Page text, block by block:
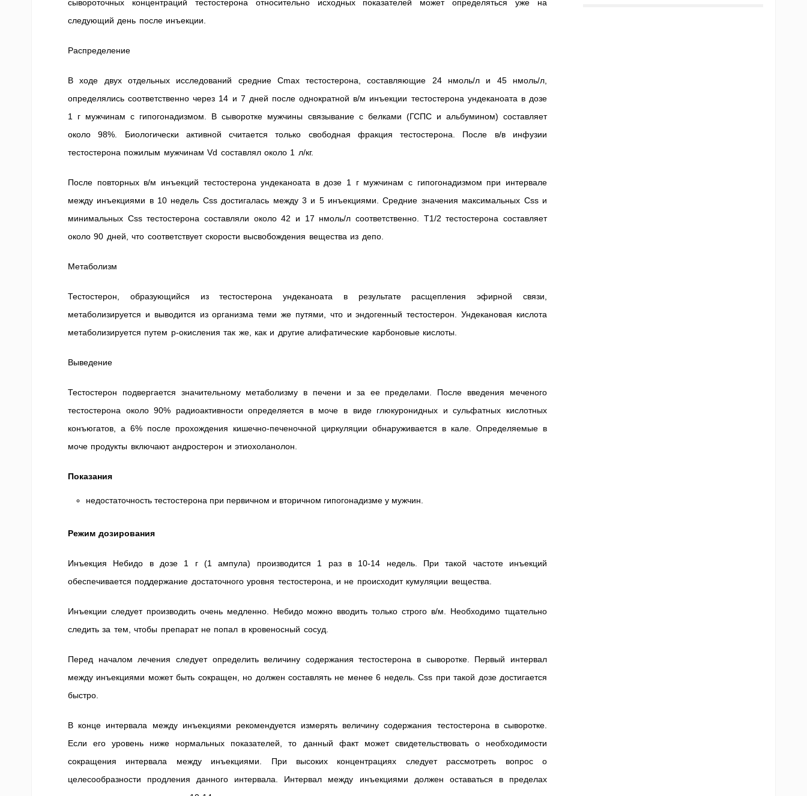
сывороточных концентраций тестостерона относительно исходных показателей может определяться уже на
следующий день после инъекции.
Распределение
В ходе двух отдельных исследований средние Cmax тестостерона, составляющие 24 нмоль/л и 45 нмоль/л,
определялись соответственно через 14 и 7 дней после однократной в/м инъекции тестостерона ундеканоата в дозе
1 г мужчинам с гипогонадизмом. В сыворотке мужчины связывание с белками (ГСПС и альбумином) составляет
около 98%. Биологически активной считается только свободная фракция тестостерона. После в/в инфузии
тестостерона пожилым мужчинам Vd составлял около 1 л/кг.
После повторных в/м инъекций тестостерона ундеканоата в дозе 1 г мужчинам с гипогонадизмом при интервале
между инъекциями в 10 недель Css достигалась между 3 и 5 инъекциями. Средние значения максимальных Css и
минимальных Css тестостерона составляли около 42 и 17 нмоль/л соответственно. T1/2 тестостерона составляет
около 90 дней, что соответствует скорости высвобождения вещества из депо.
Метаболизм
Тестостерон, образующийся из тестостерона ундеканоата в результате расщепления эфирной связи,
метаболизируется и выводится из организма теми же путями, что и эндогенный тестостерон. Ундекановая кислота
метаболизируется путем р-окисления так же, как и другие алифатические карбоновые кислоты.
Выведение
Тестостерон подвергается значительному метаболизму в печени и за ее пределами. После введения меченого
тестостерона около 90% радиоактивности определяется в моче в виде глюкуронидных и сульфатных кислотных
конъюгатов, а 6% после прохождения кишечно-печеночной циркуляции обнаруживается в кале. Определяемые в
моче продукты включают андростерон и этиохоланолон.
Показания
недостаточность тестостерона при первичном и вторичном гипогонадизме у мужчин.
Режим дозирования
Инъекция Небидо в дозе 1 г (1 ампула) производится 1 раз в 10-14 недель. При такой частоте инъекций
обеспечивается поддержание достаточного уровня тестостерона, и не происходит кумуляции вещества.
Инъекции следует производить очень медленно. Небидо можно вводить только строго в/м. Необходимо тщательно
следить за тем, чтобы препарат не попал в кровеносный сосуд.
Перед началом лечения следует определить величину содержания тестостерона в сыворотке. Первый интервал
между инъекциями может быть сокращен, но должен составлять не менее 6 недель. Css при такой дозе достигается
быстро.
В конце интервала между инъекциями рекомендуется измерять величину содержания тестостерона в сыворотке.
Если его уровень ниже нормальных показателей, то данный факт может свидетельствовать о необходимости
сокращения интервала между инъекциями. При высоких концентрациях следует рассмотреть вопрос о
целесообразности продления данного интервала. Интервал между инъекциями должен оставаться в пределах